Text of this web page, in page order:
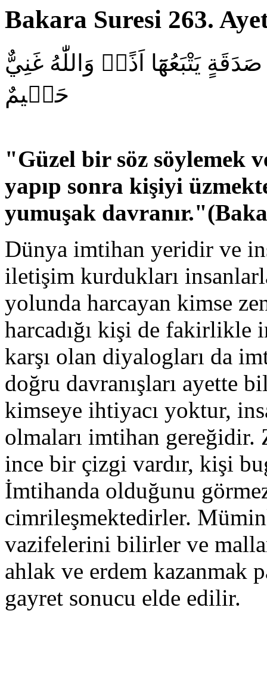
Bakara Suresi 263.
يَتْبَعُهَٓا اَذًىۜ وَاللّٰهُ غَنِيٌّ
حَل۪يمٌ
"Güzel bir söz söylemek
yapıp sonra kişiyi
yumuşak davranır.
Dünya imtihan yeridir ve
iletişim kurdukları
yolunda harcayan kimse
harcadığı kişi de fakirlikle
karşı olan diyalogları da
doğru davranışları ayette
kimseye ihtiyacı yoktur,
olmaları imtihan
ince bir çizgi vardır, kişi
İmtihanda olduğunu
cimrileşmektedirler.
vazifelerini bilirler ve
ahlak ve erdem kazanmak
gayret sonucu elde edilir.